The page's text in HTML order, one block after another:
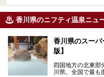
香川県のニフティ温泉ニュ
香川県のスー
版】
四国地方の北東部
川県。全国で最も